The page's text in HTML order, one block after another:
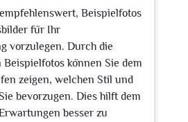
Beispielfotos
für Ihr
vorzulegen. Durch die
können Sie dem
zeigen, welchen Stil und
bevorzugen. Dies hilft dem
besser zu